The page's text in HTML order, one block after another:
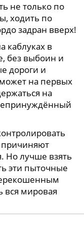
не только по
ходить по
задран вверх!
в
без выбоин и
дороги и
на первых
на
Но лучше взять
эти пыточные
вся мировая